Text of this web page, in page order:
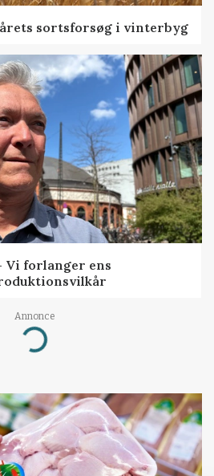
sortsforsøg i vinterbyg
forlanger ens
Annonce